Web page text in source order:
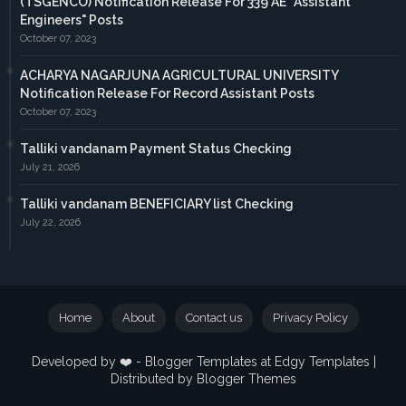
Engineers" Posts
October 07, 2023
ACHARYA NAGARJUNA AGRICULTURAL UNIVERSITY
Notification Release For Record Assistant Posts
October 07, 2023
Talliki vandanam Payment Status Checking
July 21, 2026
Talliki vandanam BENEFICIARY list Checking
July 22, 2026
Developed by ❤️ - Blogger Templates at Edgy Templates |
Distributed by Blogger Themes
Home About Contact us Privacy Policy